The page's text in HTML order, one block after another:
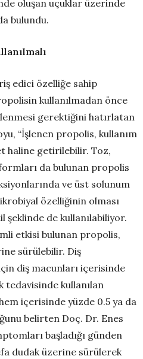
oluşan uçuklar üzerinde
bulundu.
edici özelliğe sahip
kullanılmadan önce
gerektiğini hatırlatan
“İşlenen propolis, kullanım
haline getirilebilir. Toz,
da bulunan propolis
ve üst solunum
özelliğinin olması
de kullanılabiliyor.
etkisi bulunan propolis,
sürülebilir. Diş
diş macunları içerisinde
tedavisinde kullanılan
içerisinde yüzde 0.5 ya da
belirten Doç. Dr. Enes
başladığı günden
dudak üzerine sürülerek